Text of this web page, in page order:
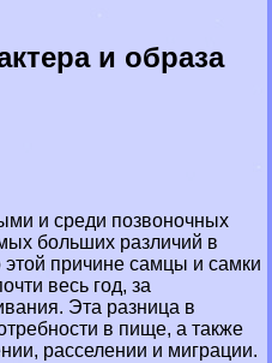
и образа
и среди позвоночных
больших различий в
причине самцы и самки
весь год, за
Эта разница в
в пище, а также
расселении и миграции.